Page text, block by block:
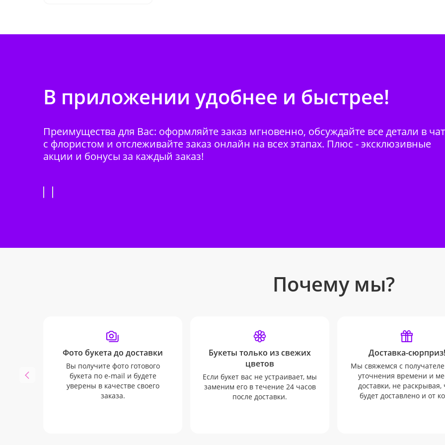
В приложении удобнее и быстрее!
Преимущества для Вас: оформляйте заказ мгновенно, обсуждайте все детали в
с флористом и отслеживайте заказ онлайн на всех этапах. Плюс - эксклюзивные
акции и бонусы за каждый заказ!
Почему мы?
Фото букета до доставки
Вы получите фото готового
букета по e-mail и будете
уверены в качестве своего
заказа.
Букеты только из свежих
цветов
Если букет вас не устраивает, мы
заменим его в течение 24 часов
после доставки.
Доставка-сюрприз!
Мы свяжемся с
уточнения времени и
доставки, не раскрывая,
будет доставлено и от